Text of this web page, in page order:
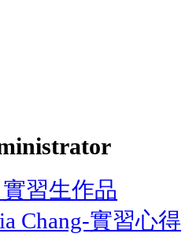
習生作品
Chang-實習心得